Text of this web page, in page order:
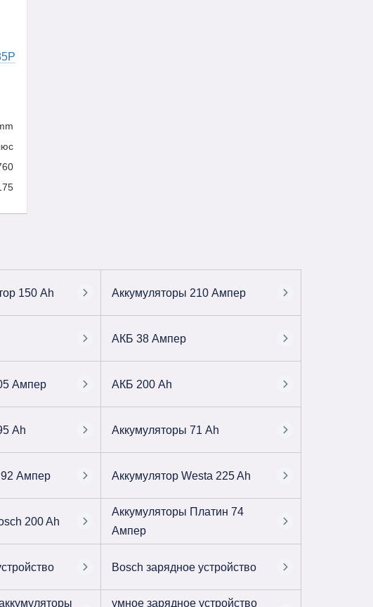
150 Ah Аккумуляторы 210 Ампер
АКБ 38 Ампер
Ампер АКБ 200 Ah
Ah Аккумуляторы 71 Ah
Ампер Аккумулятор Westa 225 Ah
200 Ah
Аккумуляторы Платин 74
Ампер
Bosch зарядное устройство
умное зарядное устройство